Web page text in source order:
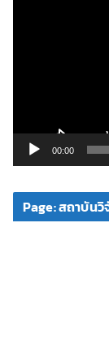
ดี
00:00
Page: สถาบัน